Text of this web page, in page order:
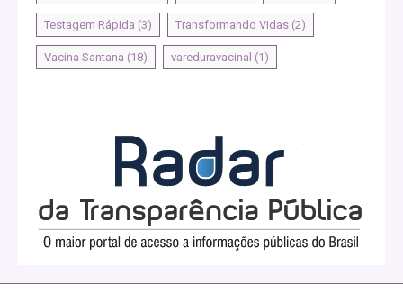
Testagem Rápida (3) Transformando Vidas (2)
Vacina Santana (18) vareduravacinal (1)